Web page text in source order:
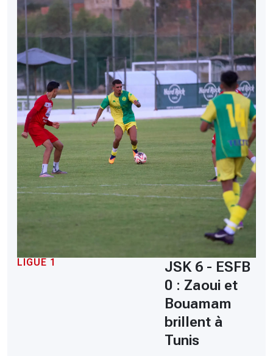
LIGUE 1
JSK 6 - ESFB
0 : Zaoui et
Bouamam
brillent à
Tunis